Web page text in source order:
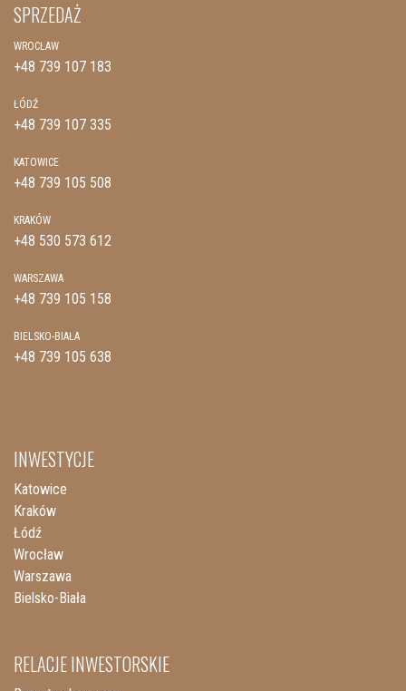
SPRZEDAŻ
WROCŁAW
+48 739 107 183
ŁÓDŹ
+48 739 107 335
KATOWICE
+48 739 105 508
KRAKÓW
+48 530 573 612
WARSZAWA
+48 739 105 158
BIELSKO-BIAŁA
+48 739 105 638
INWESTYCJE
Katowice
Kraków
Łódź
Wrocław
Warszawa
Bielsko-Biała
RELACJE INWESTORSKIE